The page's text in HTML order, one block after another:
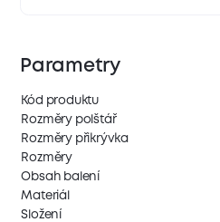
Parametry
Kód produktu
Rozměry polštář
Rozměry přikrývka
Rozměry
Obsah balení
Materiál
Složení